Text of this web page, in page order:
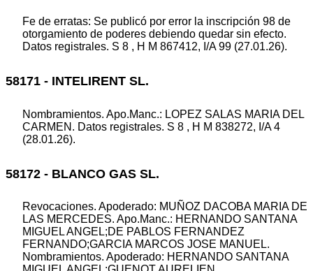
Fe de erratas: Se publicó por error la inscripción 98 de
otorgamiento de poderes debiendo quedar sin efecto.
Datos registrales. S 8 , H M 867412, I/A 99 (27.01.26).
58171 - INTELIRENT SL.
Nombramientos. Apo.Manc.: LOPEZ SALAS MARIA DEL
CARMEN. Datos registrales. S 8 , H M 838272, I/A 4
(28.01.26).
58172 - BLANCO GAS SL.
Revocaciones. Apoderado: MUÑOZ DACOBA MARIA DE
LAS MERCEDES. Apo.Manc.: HERNANDO SANTANA
MIGUEL ANGEL;DE PABLOS FERNANDEZ
FERNANDO;GARCIA MARCOS JOSE MANUEL.
Nombramientos. Apoderado: HERNANDO SANTANA